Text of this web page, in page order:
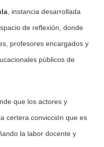
, instancia desarrollada
de reflexión, donde
profesores encargados y
públicos de
que los actores y
certera convicción que es
la labor docente y